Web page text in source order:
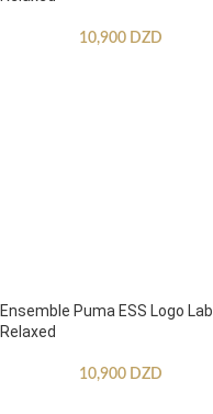
10,900 DZD
Ensemble Puma ESS Logo Lab
Relaxed
10,900 DZD